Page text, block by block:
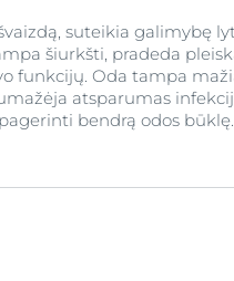
UreaRepair
Peržiūrėti
suteikia galimybę
šiurkšti, pradeda
funkcijų. Oda tampa
atsparumas
bendrą odos būklę.